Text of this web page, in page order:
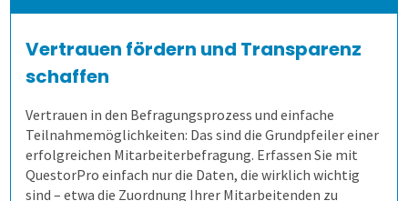
Weitere Befragungsprozesse
Daten weiterverarbeiten
Demoversion
Einstieg
Fortgeschritten
Extras
Mehrsprachige Fragebögen
Selbstgestaltete Fragebögen
Dienstleistungen
Kontakt
Vertrauen fördern und Transparenz
schaffen
Vertrauen in den Befragungsprozess und einfache
Teilnahmemöglichkeiten: Das sind die Grundpfeiler einer
erfolgreichen Mitarbeiterbefragung. Erfassen Sie mit
QuestorPro einfach nur die Daten, die wirklich wichtig
sind – etwa die Zuordnung Ihrer Mitarbeitenden zu